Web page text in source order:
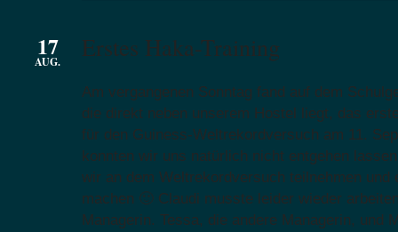
17
AUG. Erstes Haka-Training
Am vergangenen Sonntag fand auf dem
die direkt neben unserem Hostel liegt, das
für den Guiness-Weltrekordversuch am 11.
konnten wir uns natürlich nicht entgehen
wir an dem Weltrekordversuch teilnehmen und
machen 🙂 Claudi musste leider wieder
Managerin. Tessa, die andere Managerin, und